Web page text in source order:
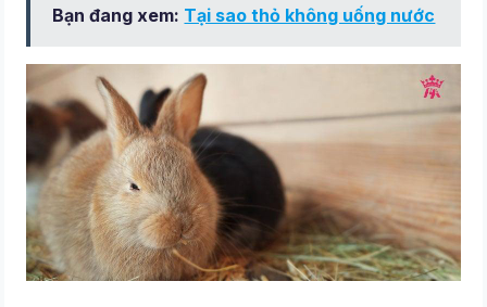
Bạn đang xem: Tại sao thỏ không uống nước